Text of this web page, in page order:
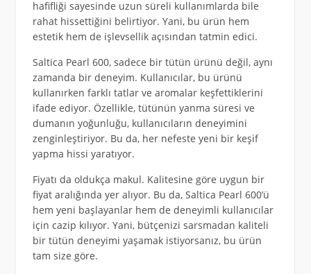
hafifliği sayesinde uzun süreli kullanımlarda bile
rahat hissettiğini belirtiyor. Yani, bu ürün hem
estetik hem de işlevsellik açısından tatmin edici.
Saltica Pearl 600, sadece bir tütün ürünü değil, aynı
zamanda bir deneyim. Kullanıcılar, bu ürünü
kullanırken farklı tatlar ve aromalar keşfettiklerini
ifade ediyor. Özellikle, tütünün yanma süresi ve
dumanın yoğunluğu, kullanıcıların deneyimini
zenginleştiriyor. Bu da, her nefeste yeni bir keşif
yapma hissi yaratıyor.
Fiyatı da oldukça makul. Kalitesine göre uygun bir
fiyat aralığında yer alıyor. Bu da, Saltica Pearl 600’ü
hem yeni başlayanlar hem de deneyimli kullanıcılar
için cazip kılıyor. Yani, bütçenizi sarsmadan kaliteli
bir tütün deneyimi yaşamak istiyorsanız, bu ürün
tam size göre.